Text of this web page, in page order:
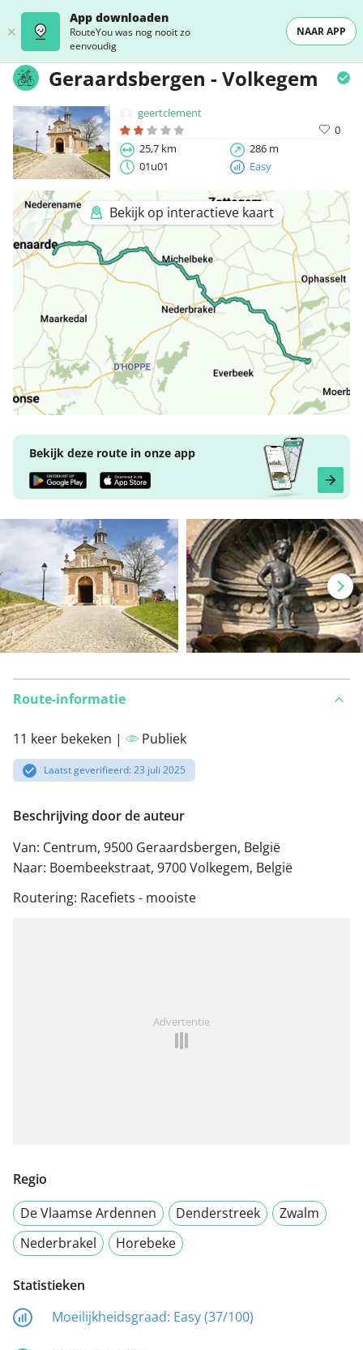
App downloaden
RouteYou was nog nooit zo
eenvoudig
NAAR APP
Geraardsbergen - Volkegem
geertclement
0
25,7 km
286 m
01u01
Easy
Bekijk op interactieve kaart
Bekijk deze route in onze app
Route-informatie
11 keer bekeken | Publiek
Laatst geverifieerd: 23 juli 2025
Beschrijving door de auteur
Van: Centrum, 9500 Geraardsbergen, België
Naar: Boembeekstraat, 9700 Volkegem, België
Routering: Racefiets - mooiste
Advertentie
Regio
De Vlaamse Ardennen
Denderstreek
Zwalm
Nederbrakel
Horebeke
Statistieken
Moeilijkheidsgraad: Easy (37/100)